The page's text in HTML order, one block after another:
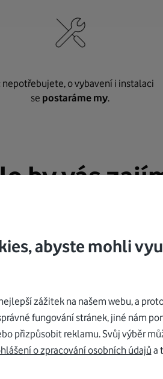
nepotřebujete, o vybavení i instalaci
se postaráme my.
by vás
abyste mohli
zážitek na našem webu, a
fungování stránek, jiné nám
přizpůsobit reklamu. Svůj výběr
o zpracování osobních údajů a